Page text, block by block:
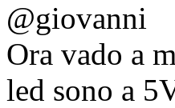
@giovanni
Ora vado a
led sono a